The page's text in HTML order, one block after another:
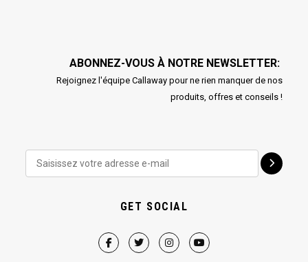
ABONNEZ-VOUS À NOTRE NEWSLETTER:
Rejoignez l'équipe Callaway pour ne rien manquer de nos
produits, offres et conseils !
GET SOCIAL